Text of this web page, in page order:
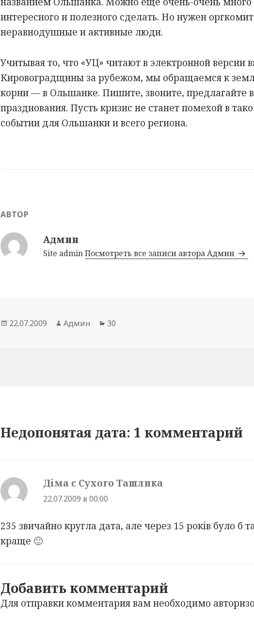
интересного и полезного сделать. Но нужен
неравнодушные и активные люди.
Учитывая то, что «УЦ» читают в электронной версии
Кировоградщины за рубежом, мы обращаемся к
корни — в Ольшанке. Пишите, звоните, предлагайте
празднования. Пусть кризис не станет помехой в
событии для Ольшанки и всего региона.
АВТОР
Админ
Site adminПосмотреть все записи автора Админ
Опубликовано
22.07.2009 Автор
Админ Рубрики
30
Недопонятая дата: 1 комментарий
Діма с Сухого Ташлика
22.07.2009 в 00:00
235 звичайно кругла дата, але через 15 років було б
краще 🙂
Добавить комментарий
Для отправки комментария вам необходимо